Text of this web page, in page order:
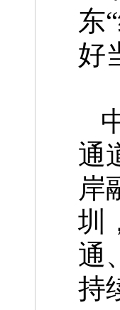
东
好
通
岸
圳
通
持